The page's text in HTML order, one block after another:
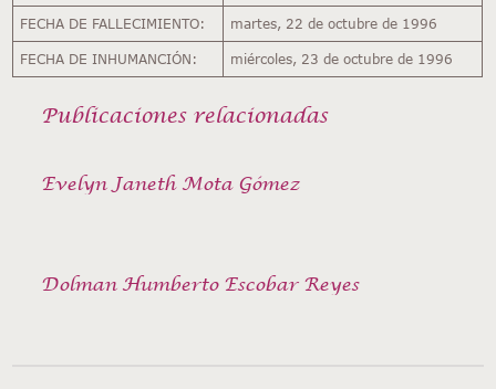
FECHA DE FALLECIMIENTO: martes, 22 de octubre de 1996
FECHA DE INHUMANCIÓN: miércoles, 23 de octubre de 1996
Publicaciones relacionadas
Evelyn Janeth Mota Gómez
Dolman Humberto Escobar Reyes